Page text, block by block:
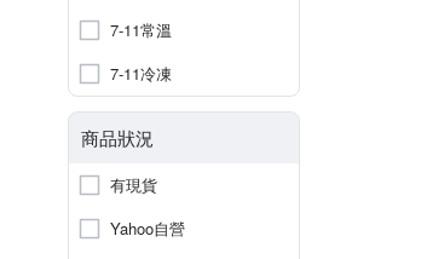
7-11常溫
7-11冷凍
商品狀況
有現貨
Yahoo自營